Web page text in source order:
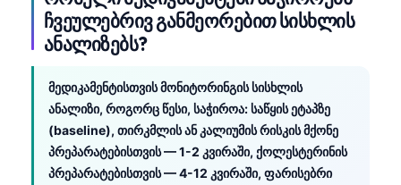
ჩვეულებრივ განმეორებით სისხლის
ანალიზებს?
მედიკამენტისთვის მონიტორინგის სისხლის
ანალიზი, როგორც წესი, საჭიროა: საწყის ეტაპზე
(baseline), თირკმლის ან კალიუმის რისკის მქონე
პრეპარატებისთვის — 1-2 კვირაში, ქოლესტერინის
პრეპარატებისთვის — 4-12 კვირაში, ფარისებრი